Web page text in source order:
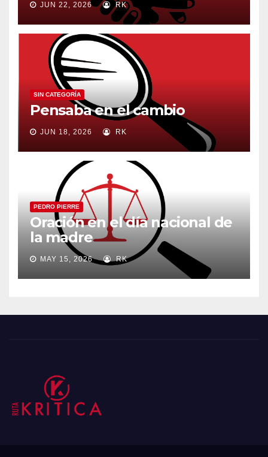
JUN 22, 2026 RK
SIN CATEGORÍA
Pensaba en el cambio
JUN 18, 2026 RK
PEDRO PIERRE
Oración en el día nacional de
la madre
MAY 15, 2026 RK